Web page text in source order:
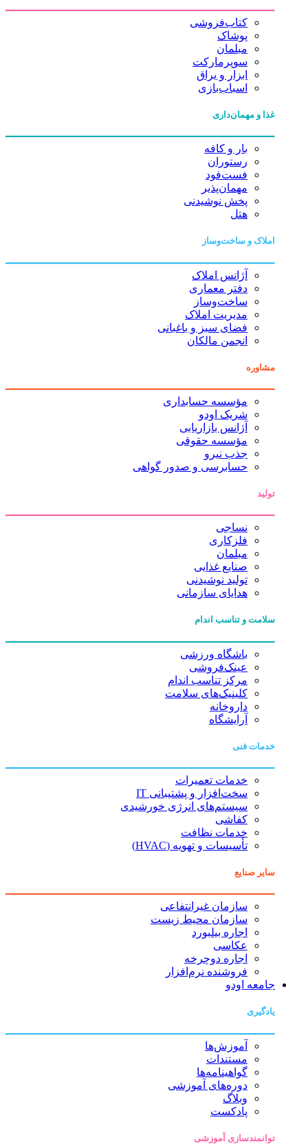
کتاب‌فروشی
پوشاک
مبلمان
سوپرمارکت
ابزار و یراق
اسباب‌بازی
غذا و مهمان‌داری
بار و کافه
رستوران
فست‌فود
مهمان‌پذیر
پخش نوشیدنی
هتل
املاک و ساخت‌وساز
آژانس املاک
دفتر معماری
ساخت‌وساز
مدیریت املاک
فضای سبز و باغبانی
انجمن مالکان
مشاوره
مؤسسه حسابداری
شریک اودو
آژانس بازاریابی
مؤسسه حقوقی
جذب نیرو
حسابرسی و صدور گواهی
تولید
نساجی
فلزکاری
مبلمان
صنایع غذایی
تولید نوشیدنی
هدایای سازمانی
سلامت و تناسب اندام
باشگاه ورزشی
عینک‌فروشی
مرکز تناسب اندام
کلینیک‌های سلامت
داروخانه
آرایشگاه
خدمات فنی
خدمات تعمیرات
سخت‌افزار و پشتیبانی IT
سیستم‌های انرژی خورشیدی
کفاشی
خدمات نظافت
تأسیسات و تهویه (HVAC)
سایر صنایع
سازمان غیرانتفاعی
سازمان محیط زیست
اجاره بیلبورد
عکاسی
اجاره دوچرخه
فروشنده نرم‌افزار
جامعه اودو
یادگیری
آموزش‌ها
مستندات
گواهینامه‌ها
دوره‌های آموزشی
وبلاگ
پادکست
توانمندسازی آموزشی